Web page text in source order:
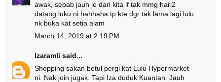
awak, sebab jauh je dari kita if tak mmg hari2
datang luku ni hahhaha tp kte dgr tak lama lagi lulu
nk buka kat setia alam
March 14, 2019 at 2:19 PM
Izaramli said...
Shopping sakan betul pergi kat Lulu Hypermarket
ni. Nak join jugak. Tapi Iza duduk Kuantan. Jauh